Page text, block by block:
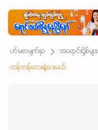
ပင်မစာမျက်နှာ အရောင်းပို့စ်များ
တန်တန်လေးနဲ့ပေးမယ်